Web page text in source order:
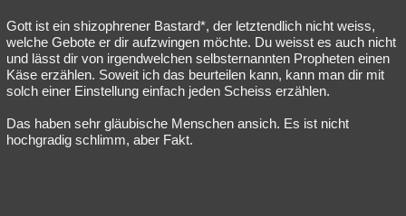
Gott ist ein shizophrener Bastard*, der letztendlich nicht weiss,
welche Gebote er dir aufzwingen möchte. Du weisst es auch nicht
und lässt dir von irgendwelchen selbsternannten Propheten einen
Käse erzählen. Soweit ich das beurteilen kann, kann man dir mit
solch einer Einstellung einfach jeden Scheiss erzählen.
Das haben sehr gläubische Menschen ansich. Es ist nicht
hochgradig schlimm, aber Fakt.